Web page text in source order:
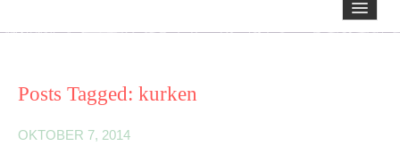
Posts Tagged: kurken
OKTOBER 7, 2014